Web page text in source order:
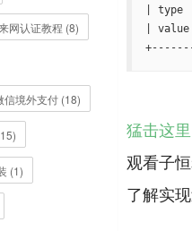
网认证教程 (8)
信境外支付 (18)
(1)
|
|
猛击这里
观看子